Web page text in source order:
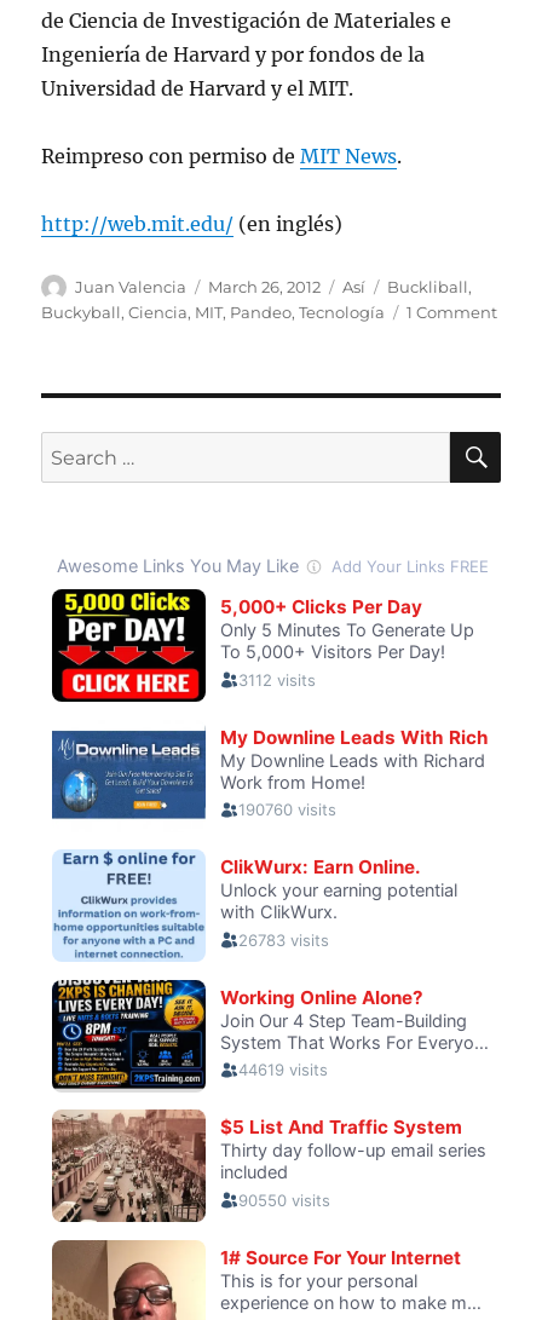
de Ciencia de Investigación de Materiales e
Ingeniería de Harvard y por fondos de la
Universidad de Harvard y el MIT.
Reimpreso con permiso deMIT News.
http://web.mit.edu/ (en inglés)
Author
Juan Valencia
Posted
on
March 26, 2012 Categories
Así Tags
Buckliball,
Buckyball,Ciencia, MIT, Pandeo,Tecnología 1 Commenton
se
Search
for: